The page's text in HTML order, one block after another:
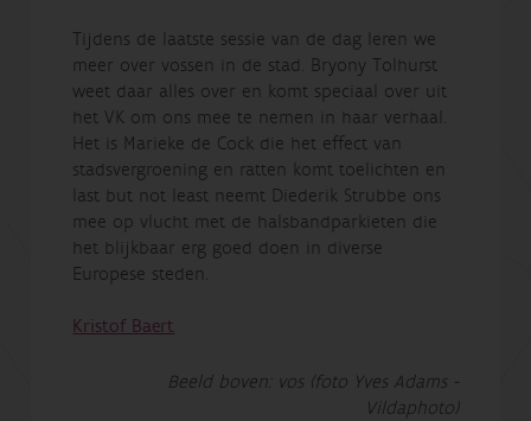
Tijdens de laatste sessie van de dag leren we
meer over vossen in de stad. Bryony Tolhurst
weet daar alles over en komt speciaal over uit
het VK om ons mee te nemen in haar verhaal.
Het is Marieke de Cock die het effect van
stadsvergroening en ratten komt toelichten en
last but not least neemt Diederik Strubbe ons
mee op vlucht met de halsbandparkieten die
het blijkbaar erg goed doen in diverse
Europese steden.
Kristof Baert
Beeld boven: vos (foto Yves Adams -
Vildaphoto)